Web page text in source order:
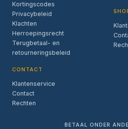
Kortingscodes
Privacybeleid
Klachten
Herroepingsrecht
Terugbetaal- en
retourneringsbeleid
CONTACT
Klantenservice
Contact
Rechten
BETAAL ONDER